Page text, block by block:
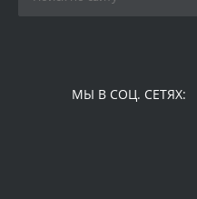
МЫ В СОЦ. СЕТЯХ: